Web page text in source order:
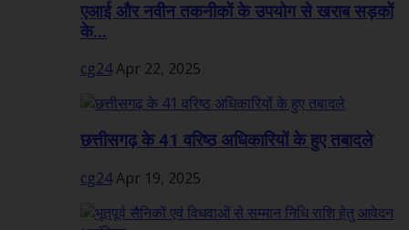
एआई और नवीन तकनीकों के उपयोग से खराब सड़कों
के...
cg24Apr 22, 2025
छत्तीसगढ़ के 41 वरिष्ठ अधिकारियों के हुए तबादले
cg24Apr 19, 2025